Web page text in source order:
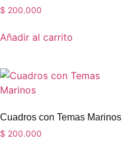
$ 200.000
Añadir al carrito
Cuadros con Temas Marinos
$ 200.000